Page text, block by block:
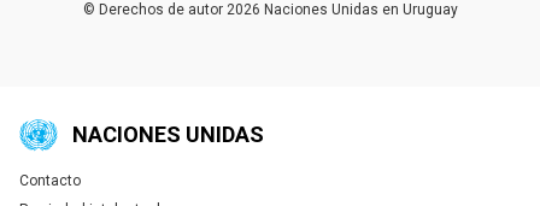
© Derechos de autor 2026 Naciones Unidas en Uruguay
NACIONES UNIDAS
Global U.N. menu
Contacto